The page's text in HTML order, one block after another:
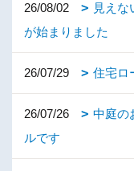
26/08/02
見え
が始まりました
26/07/29 住宅ロ
26/07/26
中庭の
ルです